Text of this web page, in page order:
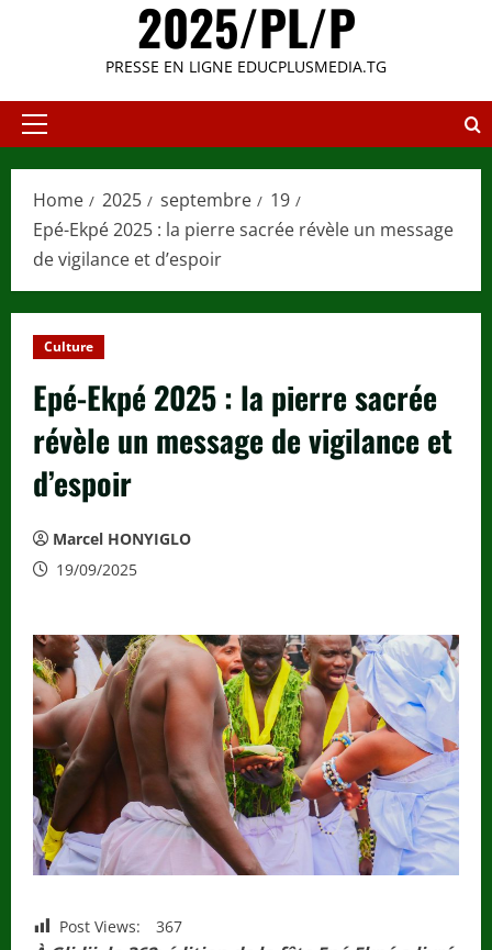
2025/PL/P
PRESSE EN LIGNE EDUCPLUSMEDIA.TG
Primary
Home 2025 septembre
19
Epé-Ekpé 2025 : la pierre sacrée révèle un message
de vigilance et d’espoir
Culture
Epé-Ekpé 2025 : la pierre sacrée
révèle un message de vigilance et
d’espoir
Marcel HONYIGLO
19/09/2025
Post Views: 367